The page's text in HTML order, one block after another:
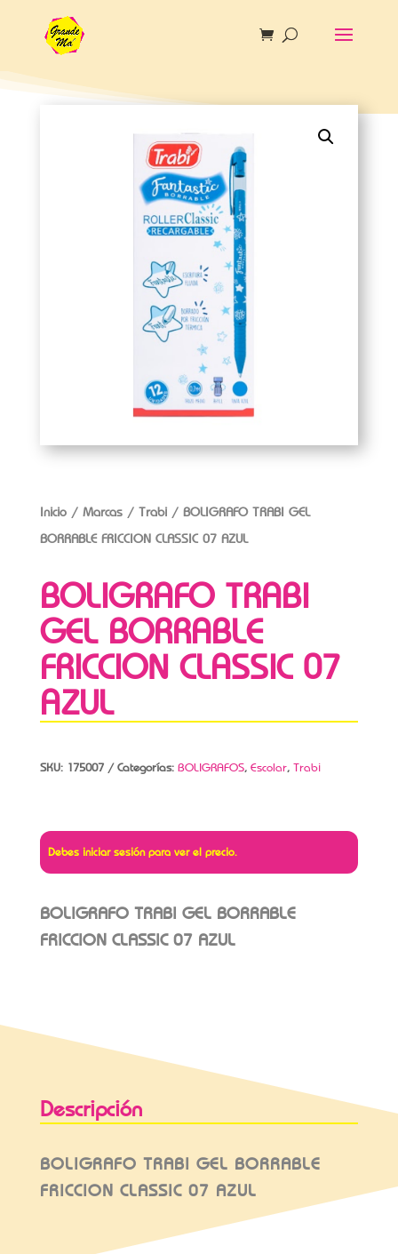
Inicio/ Marcas/ Trabi/ BOLIGRAFO TRABI GEL
BORRABLE FRICCION CLASSIC 07 AZUL
BOLIGRAFO TRABI
GEL BORRABLE
FRICCION CLASSIC 07
AZUL
SKU: 175007 Categorías: BOLIGRAFOS, Escolar, Trabi
Debes iniciar sesión para ver el precio.
BOLIGRAFO TRABI GEL BORRABLE
FRICCION CLASSIC 07 AZUL
Descripción
BOLIGRAFO TRABI GEL BORRABLE
FRICCION CLASSIC 07 AZUL